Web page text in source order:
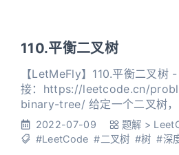
110.平衡二叉树
【LetMeFly】110.平衡二叉树
接：https://leetcode.cn/
binary-tree/ 给定一个二叉树，
衡的二叉树。 本题中，一棵高度平衡二叉树定义为：
一个二叉树每个节点 的左右两
2022-07-09 题解 >
#LeetCode #二叉树 #树 #深